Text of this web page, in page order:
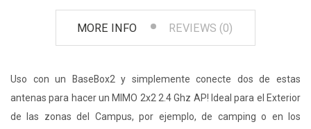
MORE INFO REVIEWS (0)
Uso con un BaseBox2 y simplemente conecte dos de estas
antenas para hacer un MIMO 2x2 2.4 Ghz AP! Ideal para el Exterior
de las zonas del Campus, por ejemplo, de camping o en los